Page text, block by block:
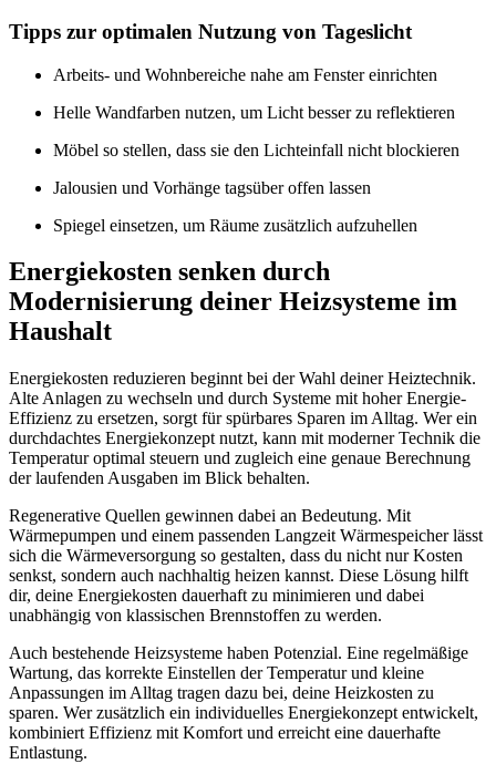
Tipps zur optimalen Nutzung von Tageslicht
Arbeits- und Wohnbereiche nahe am Fenster einrichten
Helle Wandfarben nutzen, um Licht besser zu reflektieren
Möbel so stellen, dass sie den Lichteinfall nicht blockieren
Jalousien und Vorhänge tagsüber offen lassen
Spiegel einsetzen, um Räume zusätzlich aufzuhellen
Energiekosten senken durch
Modernisierung deiner Heizsysteme im
Haushalt
Energiekosten reduzieren beginnt bei der Wahl deiner Heiztechnik.
Alte Anlagen zu wechseln und durch Systeme mit hoher Energie-
Effizienz zu ersetzen, sorgt für spürbares Sparen im Alltag. Wer ein
durchdachtes Energiekonzept nutzt, kann mit moderner Technik die
Temperatur optimal steuern und zugleich eine genaue Berechnung
der laufenden Ausgaben im Blick behalten.
Regenerative Quellen gewinnen dabei an Bedeutung. Mit
Wärmepumpen und einem passenden Langzeit Wärmespeicher lässt
sich die Wärmeversorgung so gestalten, dass du nicht nur Kosten
senkst, sondern auch nachhaltig heizen kannst. Diese Lösung hilft
dir, deine Energiekosten dauerhaft zu minimieren und dabei
unabhängig von klassischen Brennstoffen zu werden.
Auch bestehende Heizsysteme haben Potenzial. Eine regelmäßige
Wartung, das korrekte Einstellen der Temperatur und kleine
Anpassungen im Alltag tragen dazu bei, deine Heizkosten zu
sparen. Wer zusätzlich ein individuelles Energiekonzept entwickelt,
kombiniert Effizienz mit Komfort und erreicht eine dauerhafte
Entlastung.